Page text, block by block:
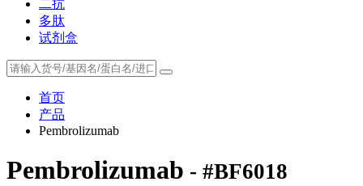
二抗
多肽
试剂盒
首页
产品
Pembrolizumab
Pembrolizumab - #BF6018